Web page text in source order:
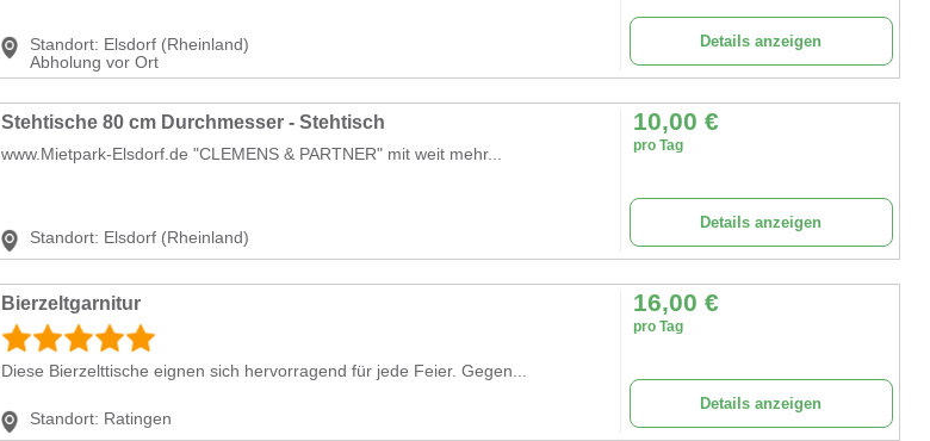
Standort: Elsdorf (Rheinland)
Abholung vor Ort
Details anzeigen
Stehtische 80 cm Durchmesser - Stehtisch
www.Mietpark-Elsdorf.de "CLEMENS & PARTNER" mit weit mehr...
Standort: Elsdorf (Rheinland)
10,00 €
pro Tag
Details anzeigen
Bierzeltgarnitur
Diese Bierzelttische eignen sich hervorragend für jede Feier. Gegen...
Standort: Ratingen
16,00 €
pro Tag
Details anzeigen